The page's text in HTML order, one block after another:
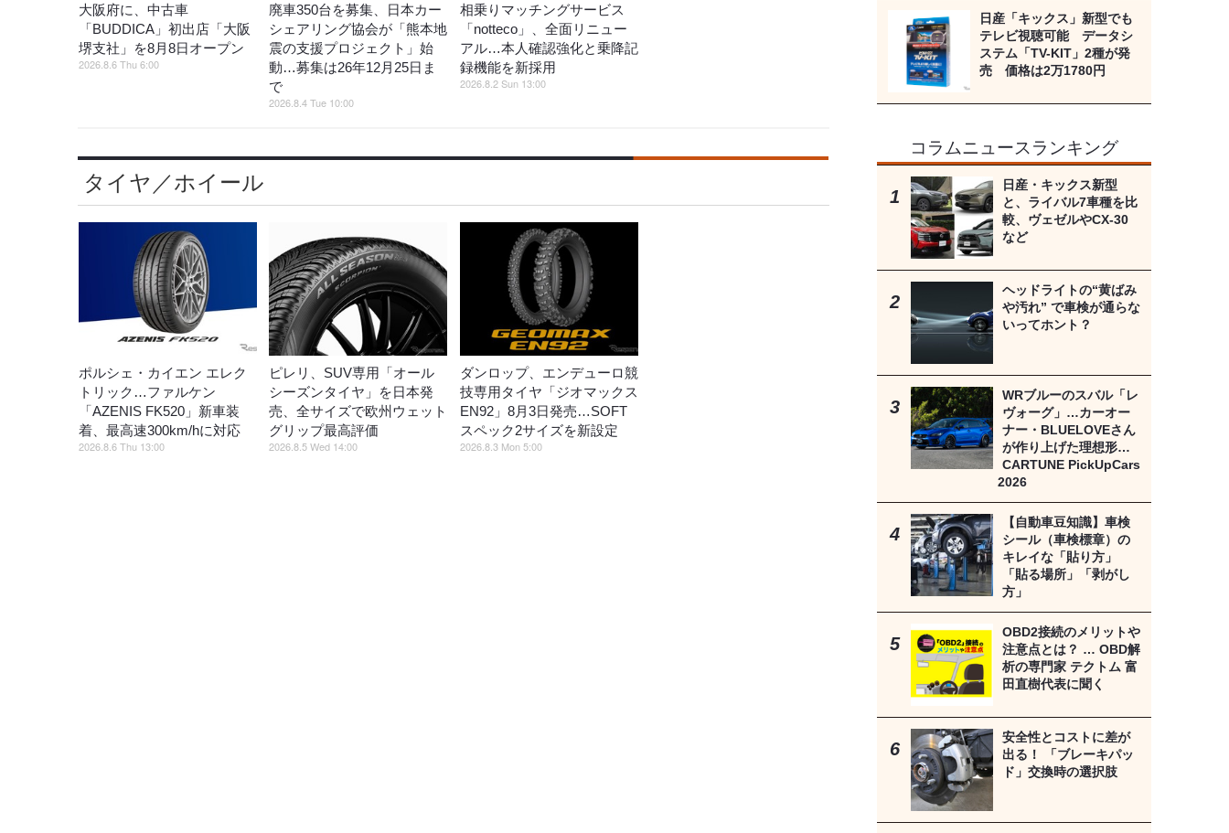
大阪府に、中古車
「BUDDICA」初出店「大阪
堺支社」を8月8日オープン
2026.8.6 Thu 6:00
廃車350台を募集、日本カー
シェアリング協会が「熊本地
震の支援プロジェクト」始
動…募集は26年12月25日ま
で
2026.8.4 Tue 10:00
相乗りマッチングサービス
「notteco」、全面リニュー
アル…本人確認強化と乗降記
録機能を新採用
2026.8.2 Sun 13:00
タイヤ／ホイール
ポルシェ・カイエン エレク
トリック…ファルケン
「AZENIS FK520」新車装
着、最高速300km/hに対応
2026.8.6 Thu 13:00
ピレリ、SUV専用「オール
シーズンタイヤ」を日本発
売、全サイズで欧州ウェット
グリップ最高評価
2026.8.5 Wed 14:00
ダンロップ、エンデューロ競
技専用タイヤ「ジオマックス
EN92」8月3日発売…SOFT
スペック2サイズを新設定
2026.8.3 Mon 5:00
日産「キックス」新型でも
テレビ視聴可能 データシ
ステム「TV-KIT」2種が発
売 価格は2万1780円
コラムニュースランキング
日産・キックス新型
と、ライバル7車種を比
較、ヴェゼルやCX-30
など
ヘッドライトの“黄ばみ
や汚れ” で車検が通らな
いってホント？
WRブルーのスバル「レ
ヴォーグ」…カーオー
ナー・BLUELOVEさん
が作り上げた理想形…
CARTUNE PickUpCars
2026
【自動車豆知識】車検
シール（車検標章）の
キレイな「貼り方」
「貼る場所」「剥がし
方」
OBD2接続のメリットや
注意点とは？ … OBD解
析の専門家 テクトム 富
田直樹代表に聞く
安全性とコストに差が
出る！ 「ブレーキパッ
ド」交換時の選択肢